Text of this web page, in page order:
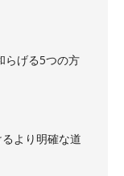
らげる5つの方
より明確な道